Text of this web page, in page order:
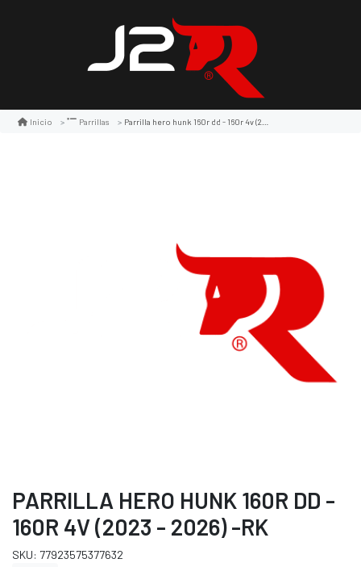
Inicio Parrillas Parrilla hero hunk 160r dd - 160r 4v (2023 - 2026) -rk
PARRILLA HERO HUNK 160R DD -
160R 4V (2023 - 2026) -RK
SKU: 77923575377632